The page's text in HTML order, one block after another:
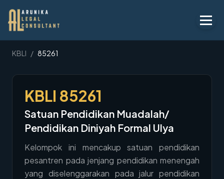
Layanan
Peraturan
KBLI
Tentang
Penawaran
KBLI / 85261
KBLI 85261
Satuan Pendidikan Muadalah/
Pendidikan Diniyah Formal Ulya
Kelompok ini mencakup satuan pendidikan
pesantren pada jenjang pendidikan menengah
yang diselenggarakan pada jalur pendidikan